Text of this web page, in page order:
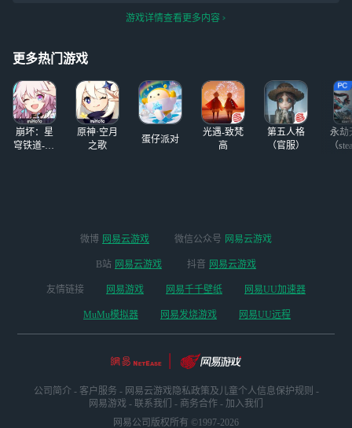
游戏详情查看更多内容
更多热门游戏
崩坏：星
穹铁道-4.4
原神·空月
之歌
蛋仔派对
光遇-致梵
高
第五人格
（官服）
永劫
（
微博 网易云游戏 微信公众号 网易云游戏
B站 网易云游戏 抖音 网易云游戏
友情链接 网易游戏 网易千千壁纸 网易UU加速器
MuMu模拟器 网易发烧游戏 网易UU远程
公司简介 - 客户服务 - 网易云游戏隐私政策及儿童个人信息保护规则 -
网易游戏 - 联系我们 - 商务合作 - 加入我们
网易公司版权所有 ©1997-2026